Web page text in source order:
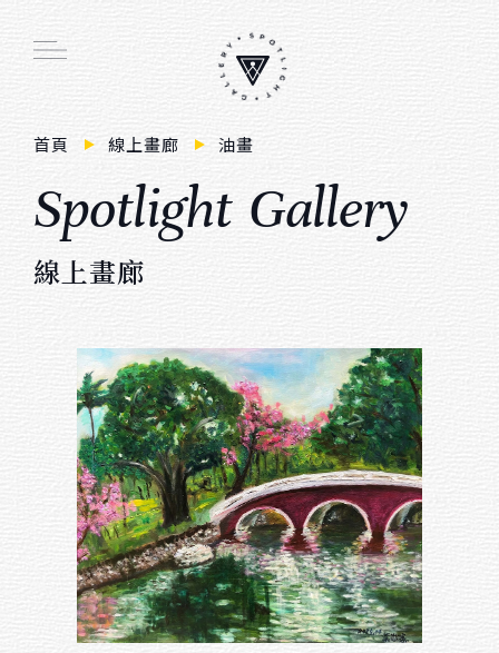
Main function
線上畫廊
周邊商品
創作者介紹
會員註冊／登入
購物車
回首頁
Others
關於我們
首頁 線上畫廊 油畫
S p o t gh t Ga e ry
線 上 畫 廊